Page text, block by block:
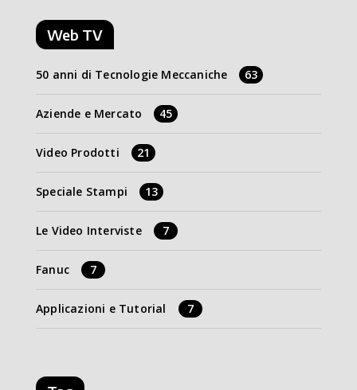
Web TV
50 anni di Tecnologie Meccaniche 63
Aziende e Mercato 45
Video Prodotti 21
Speciale Stampi 13
Le Video Interviste 7
Fanuc 7
Applicazioni e Tutorial 7